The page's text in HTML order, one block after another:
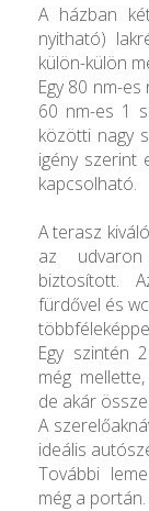
A házban
nyitható)
külön-külön
Egy 80 nm-
60 nm-es 1
közötti nagy
igény szerint
kapcsolható.
A terasz
az
biztosított.
fürdővel és
Egy szintén
még
de akár
A
ideális
További
még a portán.